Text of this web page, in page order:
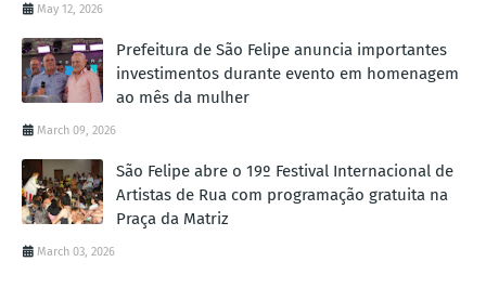
May 12, 2026
Prefeitura de São Felipe anuncia importantes
investimentos durante evento em homenagem
ao mês da mulher
March 09, 2026
São Felipe abre o 19º Festival Internacional de
Artistas de Rua com programação gratuita na
Praça da Matriz
March 03, 2026